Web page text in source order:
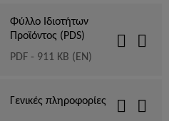
Φύλλο Ιδιοτήτων
Προϊόντος (PDS)
PDF - 911 KB (EN)
Γενικές πληροφορίες